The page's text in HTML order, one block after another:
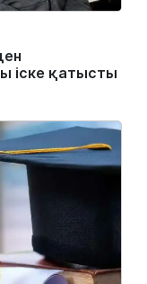
іске қатысты